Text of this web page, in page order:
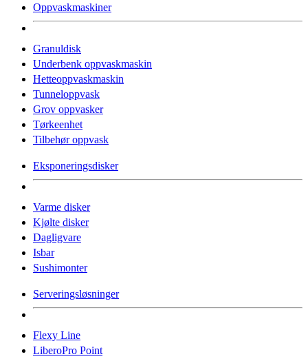
Oppvaskmaskiner
Granuldisk
Underbenk oppvaskmaskin
Hetteoppvaskmaskin
Tunneloppvask
Grov oppvasker
Tørkeenhet
Tilbehør oppvask
Eksponeringsdisker
Varme disker
Kjølte disker
Dagligvare
Isbar
Sushimonter
Serveringsløsninger
Flexy Line
LiberoPro Point